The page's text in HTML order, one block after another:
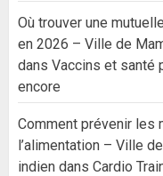
Où trouver une
en 2026 – Ville de
dans Vaccins et santé
encore
Comment prévenir les
l’alimentation – Ville
indien dans Cardio